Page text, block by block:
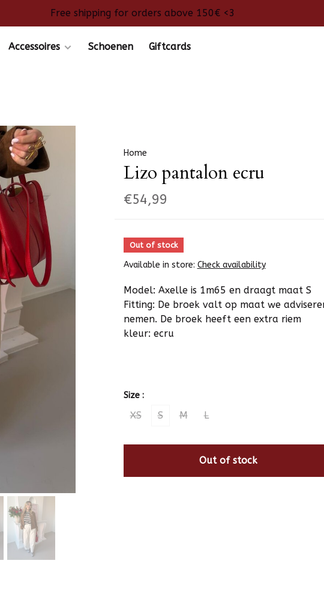
Free shipping for orders above 150€ <3
Accessoires Schoenen Giftcards
Home
Lizo pantalon ecru
€54,99
Out of stock
Available in store: Check availability
Model: Axelle is 1m65 en draagt maat S
Fitting: De broek valt op maat we
nemen. De broek heeft een extra riem
kleur: ecru
Size :
XS S M L
Out of stock